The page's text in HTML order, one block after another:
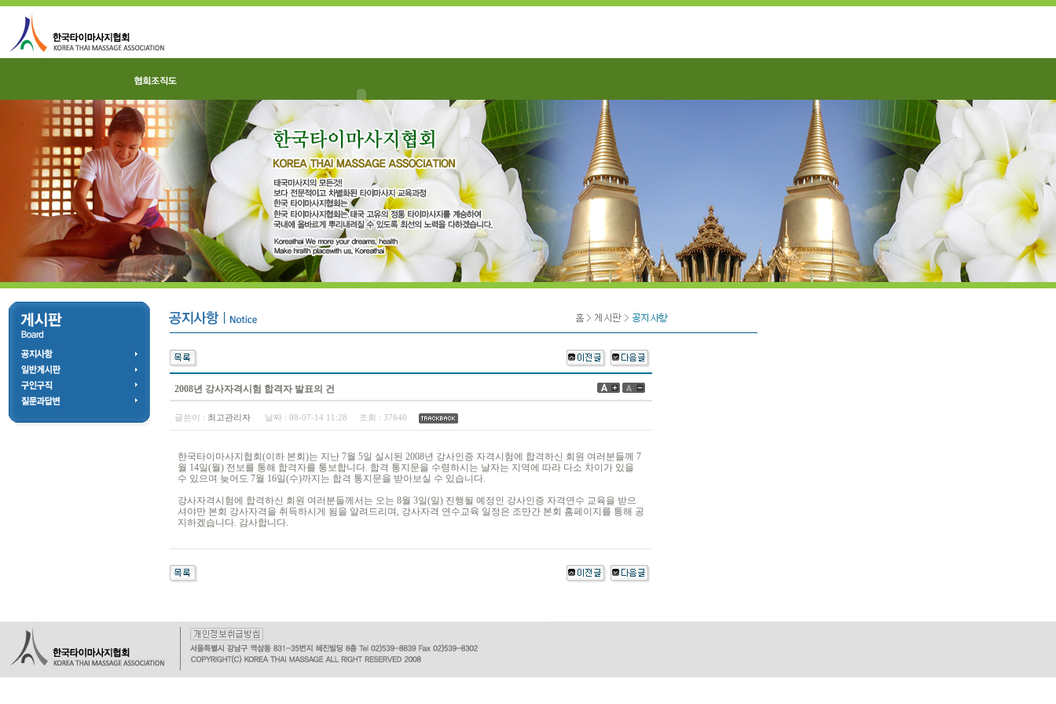
2008년 강사자격시험 합격자 발표의 건
글쓴이 : 최고관리자 날짜 : 08-07-14 11:28 조회 : 37640
한국타이마사지협회(이하 본회)는 지난 7월 5일 실시된 2008년 강사인증 자격시험에 합격하신 회원 여러분들께 7
월 14일(월) 전보를 통해 합격자를 통보합니다. 합격 통지문을 수령하시는 날자는 지역에 따라 다소 차이가 있을
수 있으며 늦어도 7월 16일(수)까지는 합격 통지문을 받아보실 수 있습니다.
강사자격시험에 합격하신 회원 여러분들께서는 오는 8월 3일(일) 진행될 예정인 강사인증 자격연수 교육을 받으
셔야만 본회 강사자격을 취득하시게 됨을 알려드리며, 강사자격 연수교육 일정은 조만간 본회 홈페이지를 통해 공
지하겠습니다. 감사합니다.